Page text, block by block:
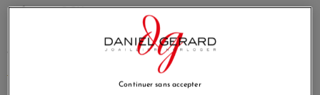
Référence BCK
LITTLE ICONS, les produits phares de la collection GNY
en version miniature.
Continuer sans accepter